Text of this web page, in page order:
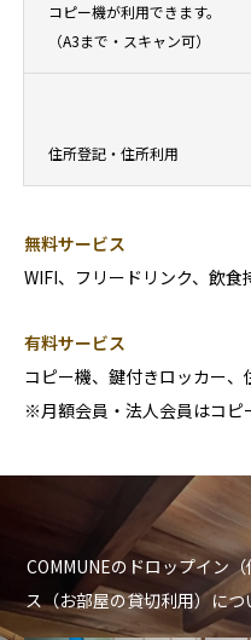
コピー機が利用できます。
（A3まで・スキャン可）
住所登記・住所利用
無料サービス
WIFI、フリードリンク、飲食
有料サービス
コピー機、鍵付きロッカー、
※月額会員・法人会員はコピ
COMMUNEのドロップイン
ス（お部屋の貸切利用）に